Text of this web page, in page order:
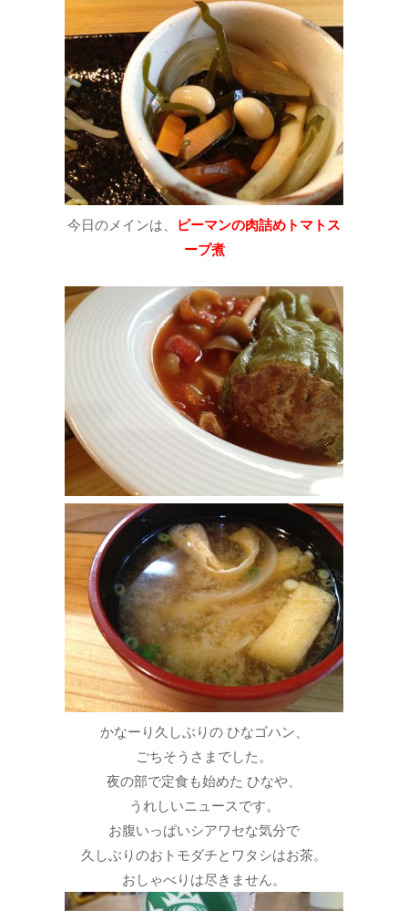
今日のメインは、
ピーマンの肉詰めトマトス
ープ煮
かなーり久しぶりの ひなゴハン、
ごちそうさまでした。
夜の部で定食も始めた ひなや、
うれしいニュースです。
お腹いっぱいシアワセな気分で
久しぶりのおトモダチとワタシはお茶。
おしゃべりは尽きません。